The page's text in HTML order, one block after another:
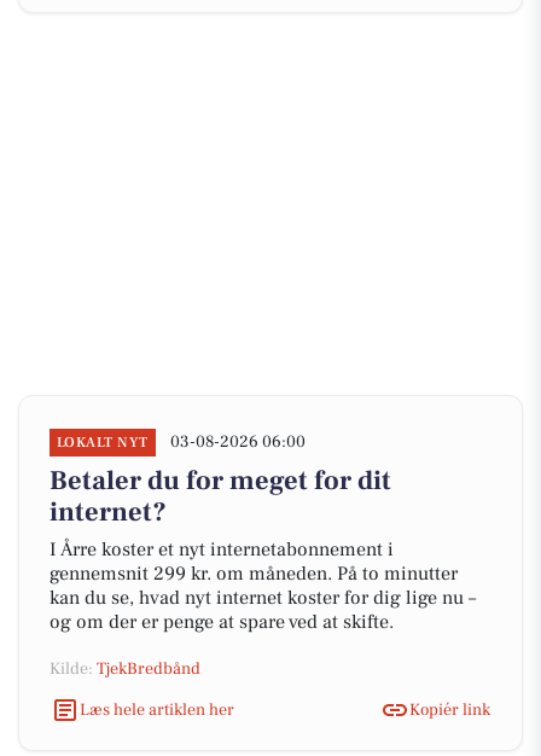
LOKALT NYT 03-08-2026 06:00
Betaler du for meget for dit
internet?
I Årre koster et nyt internetabonnement i
gennemsnit 299 kr. om måneden. På to minutter
kan du se, hvad nyt internet koster for dig lige nu –
og om der er penge at spare ved at skifte.
Kilde: TjekBredbånd
Læs hele artiklen her
Kopiér link